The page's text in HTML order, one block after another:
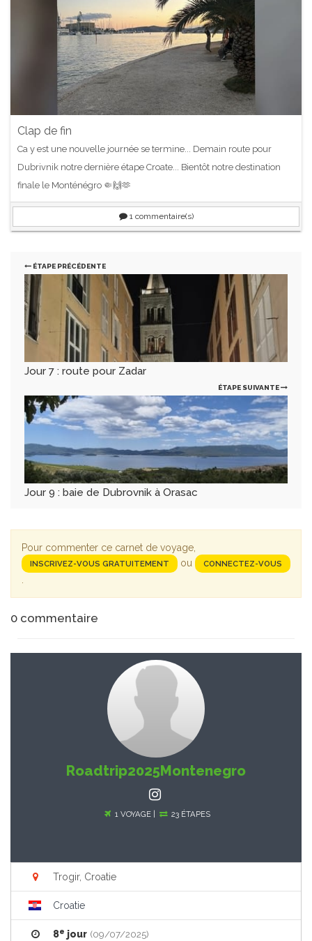
Clap de fin
Ca y est une nouvelle journée se termine... Demain route pour
Dubrivnik notre dernière étape Croate... Bientôt notre destination
finale le Monténégro 🤏🙌🫶
1commentaire(s)
ÉTAPE PRÉCÉDENTE
Jour 7 : route pour Zadar
ÉTAPE SUIVANTE
Jour 9 : baie de Dubrovnik à Orasac
Pour commenter ce carnet de voyage,
INSCRIVEZ-VOUS GRATUITEMENT ou CONNECTEZ-VOUS
0 commentaire
Roadtrip2025Montenegro
1 VOYAGE | 23 ÉTAPES
Trogir, Croatie
Croatie
8e jour (09/07/2025)